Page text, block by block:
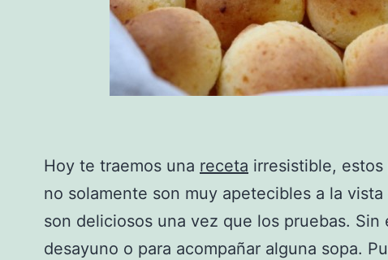
Hoy te traemos una receta irresistible,
no solamente son muy apetecibles a la
son deliciosos una vez que los pruebas. Sin
desayuno o para acompañar alguna sopa.